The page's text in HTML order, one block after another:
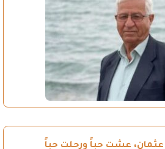
عثمان، عشت حباً ورحلت حباً